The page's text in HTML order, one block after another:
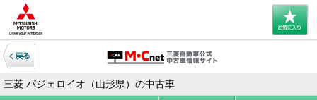
三菱 パジェロイオ（山形県）の中古車